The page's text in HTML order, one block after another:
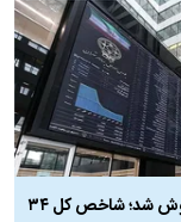
بورس سبزپوش شد؛ شاخص کل ۳۴